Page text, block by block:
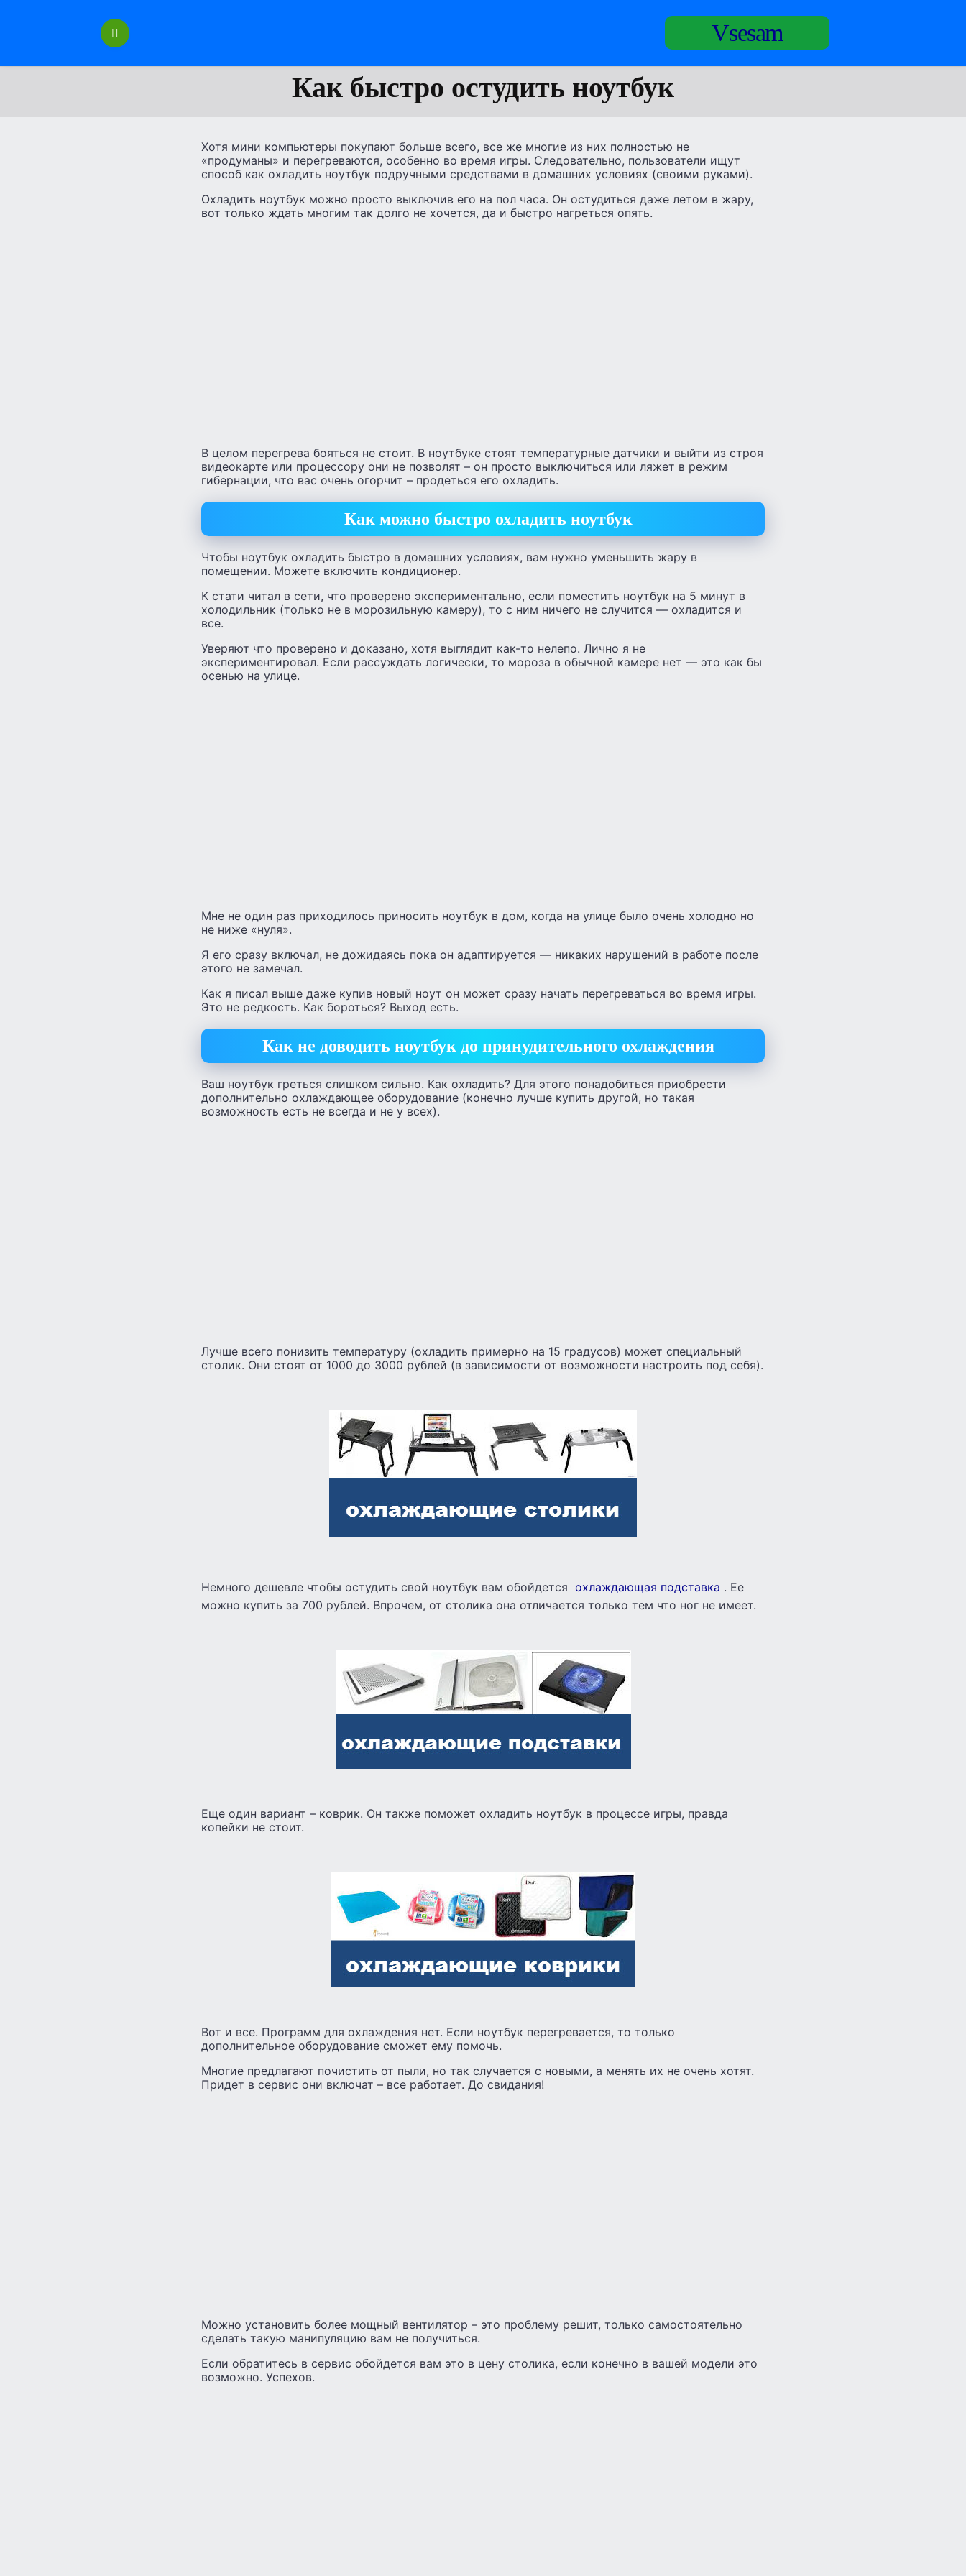
Vsesam
Как быстро остудить ноутбук
Хотя мини компьютеры покупают больше всего, все же многие из них полностью не
«продуманы» и перегреваются, особенно во время игры. Следовательно, пользователи ищут
способ как охладить ноутбук подручными средствами в домашних условиях (своими руками).
Охладить ноутбук можно просто выключив его на пол часа. Он остудиться даже летом в жару,
вот только ждать многим так долго не хочется, да и быстро нагреться опять.
В целом перегрева бояться не стоит. В ноутбуке стоят температурные датчики и выйти из строя
видеокарте или процессору они не позволят – он просто выключиться или ляжет в режим
гибернации, что вас очень огорчит – продеться его охладить.
Как можно быстро охладить ноутбук
Чтобы ноутбук охладить быстро в домашних условиях, вам нужно уменьшить жару в
помещении. Можете включить кондиционер.
К стати читал в сети, что проверено экспериментально, если поместить ноутбук на 5 минут в
холодильник (только не в морозильную камеру), то с ним ничего не случится — охладится и
все.
Уверяют что проверено и доказано, хотя выглядит как-то нелепо. Лично я не
экспериментировал. Если рассуждать логически, то мороза в обычной камере нет — это как бы
осенью на улице.
Мне не один раз приходилось приносить ноутбук в дом, когда на улице было очень холодно но
не ниже «нуля».
Я его сразу включал, не дожидаясь пока он адаптируется — никаких нарушений в работе после
этого не замечал.
Как я писал выше даже купив новый ноут он может сразу начать перегреваться во время игры.
Это не редкость. Как бороться? Выход есть.
Как не доводить ноутбук до принудительного охлаждения
Ваш ноутбук греться слишком сильно. Как охладить? Для этого понадобиться приобрести
дополнительно охлаждающее оборудование (конечно лучше купить другой, но такая
возможность есть не всегда и не у всех).
Лучше всего понизить температуру (охладить примерно на 15 градусов) может специальный
столик. Они стоят от 1000 до 3000 рублей (в зависимости от возможности настроить под себя).
Немного дешевле чтобы остудить свой ноутбук вам обойдется охлаждающая подставка . Ее
можно купить за 700 рублей. Впрочем, от столика она отличается только тем что ног не имеет.
Еще один вариант – коврик. Он также поможет охладить ноутбук в процессе игры, правда
копейки не стоит.
Вот и все. Программ для охлаждения нет. Если ноутбук перегревается, то только
дополнительное оборудование сможет ему помочь.
Многие предлагают почистить от пыли, но так случается с новыми, а менять их не очень хотят.
Придет в сервис они включат – все работает. До свидания!
Можно установить более мощный вентилятор – это проблему решит, только самостоятельно
сделать такую манипуляцию вам не получиться.
Если обратитесь в сервис обойдется вам это в цену столика, если конечно в вашей модели это
возможно. Успехов.